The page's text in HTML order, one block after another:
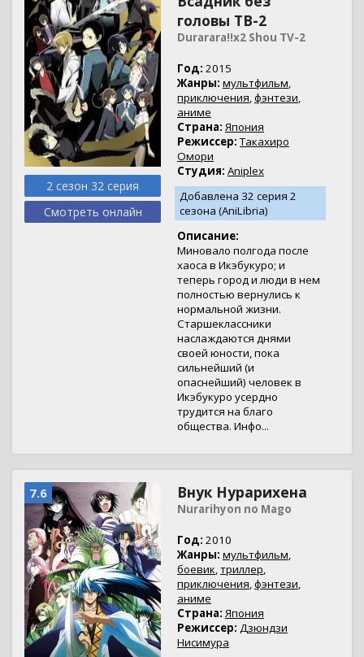
2 сезон 32 серия
Смотреть онлайн
головы ТВ-2
Durarara!!x2 Shou TV-2
Год: 2015
Жанры: мультфильм,
приключения,фэнтези,
аниме
Страна: Япония
Режиссер: Такахиро
Омори
Студия: Aniplex
Добавлена 32 серия 2
сезона (AniLibria)
Описание:
Миновало полгода после
хаоса в Икэбукуро; и
теперь город и люди в нем
полностью вернулись к
нормальной жизни.
Старшеклассники
наслаждаются днями
своей юности, пока
сильнейший (и
опаснейший) человек в
Икэбукуро усердно
трудится на благо
общества. Инфо...
7.6 Внук Нурарихена
Nurarihyon no Mago
Год: 2010
Жанры: мультфильм,
боевик,триллер,
приключения,фэнтези,
аниме
Страна: Япония
Режиссер: Дзюндзи
Нисимура